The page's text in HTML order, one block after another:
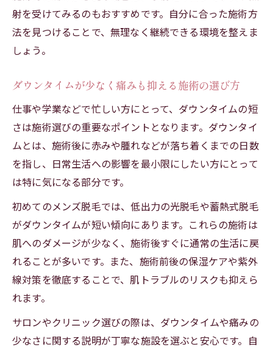
射を受けてみるのもおすすめです。自分に合った施術方
法を見つけることで、無理なく継続できる環境を整えま
しょう。
ダウンタイムが少なく痛みも抑える施術の選び方
仕事や学業などで忙しい方にとって、ダウンタイムの短
さは施術選びの重要なポイントとなります。ダウンタイ
ムとは、施術後に赤みや腫れなどが落ち着くまでの日数
を指し、日常生活への影響を最小限にしたい方にとって
は特に気になる部分です。
初めてのメンズ脱毛では、低出力の光脱毛や蓄熱式脱毛
がダウンタイムが短い傾向にあります。これらの施術は
肌へのダメージが少なく、施術後すぐに通常の生活に戻
れることが多いです。また、施術前後の保湿ケアや紫外
線対策を徹底することで、肌トラブルのリスクも抑えら
れます。
サロンやクリニック選びの際は、ダウンタイムや痛みの
少なさに関する説明が丁寧な施設を選ぶと安心です。自